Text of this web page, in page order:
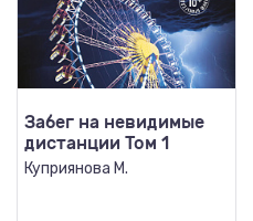
Забег на невидимые
дистанции Том 1
Куприянова М.